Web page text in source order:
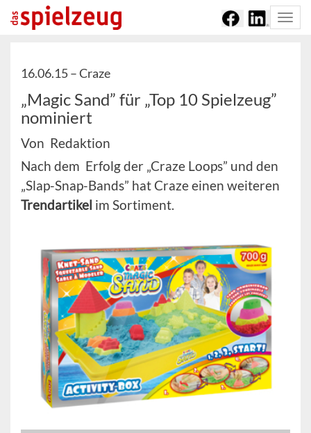
16.06.15 –Craze
„Magic Sand” für „Top 10 Spielzeug”
nominiert
Von Redaktion
Nach dem Erfolg der „Craze Loops” und den
„Slap-Snap-Bands” hat Craze einen weiteren
Trendartikel im Sortiment.